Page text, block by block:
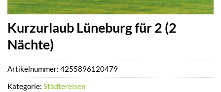
Kurzurlaub Lüneburg für 2 (2
Nächte)
Artikelnummer: 4255896120479
Kategorie: Städtereisen